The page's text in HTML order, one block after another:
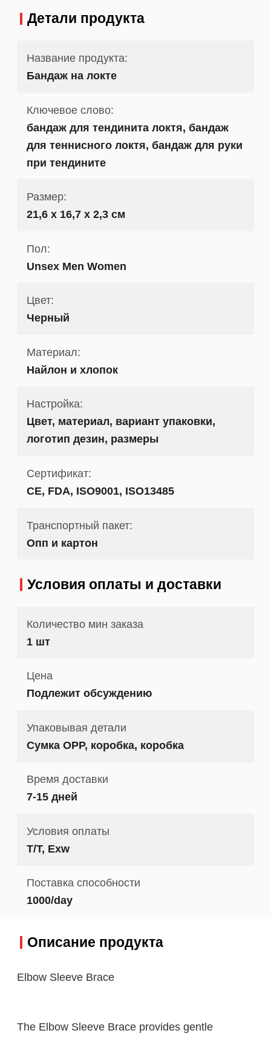
Детали продукта
Название продукта:
Бандаж на локте
Ключевое слово:
бандаж для тендинита локтя, бандаж
для теннисного локтя, бандаж для руки
при тендините
Размер:
21,6 х 16,7 х 2,3 см
Пол:
Unsex Men Women
Цвет:
Черный
Материал:
Найлон и хлопок
Настройка:
Цвет, материал, вариант упаковки,
логотип дезин, размеры
Сертификат:
CE, FDA, ISO9001, ISO13485
Транспортный пакет:
Опп и картон
Условия оплаты и доставки
Количество мин заказа
1 шт
Цена
Подлежит обсуждению
Упаковывая детали
Сумка OPP, коробка, коробка
Время доставки
7-15 дней
Условия оплаты
T/T, Exw
Поставка способности
1000/day
Описание продукта
Elbow Sleeve Brace
The Elbow Sleeve Brace provides gentle